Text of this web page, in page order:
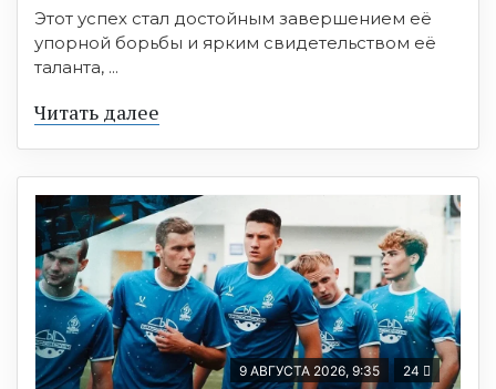
Этот успех стал достойным завершением её
упорной борьбы и ярким свидетельством её
таланта, ...
Читать далее
9 АВГУСТА 2026, 9:35 24